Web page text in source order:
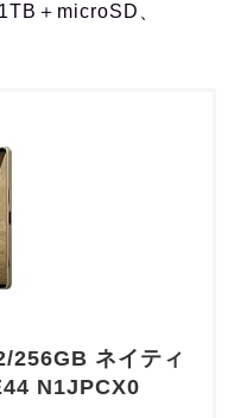
＋microSD、
256GB ネイティ
N1JPCX0